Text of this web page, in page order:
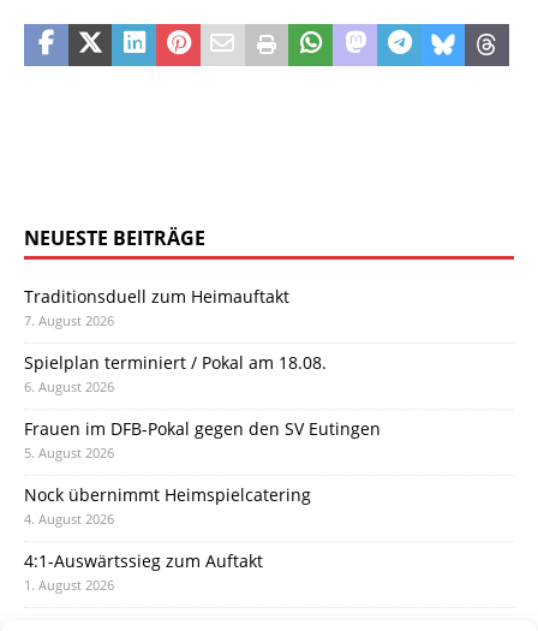
NEUESTE BEITRÄGE
Traditionsduell zum Heimauftakt
7. August 2026
Spielplan terminiert / Pokal am 18.08.
6. August 2026
Frauen im DFB-Pokal gegen den SV Eutingen
5. August 2026
Nock übernimmt Heimspielcatering
4. August 2026
4:1-Auswärtssieg zum Auftakt
1. August 2026